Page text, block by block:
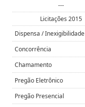
---
Licitações 2015
Dispensa / Inexigibilidade
Concorrência
Chamamento
Pregão Eletrônico
Pregão Presencial